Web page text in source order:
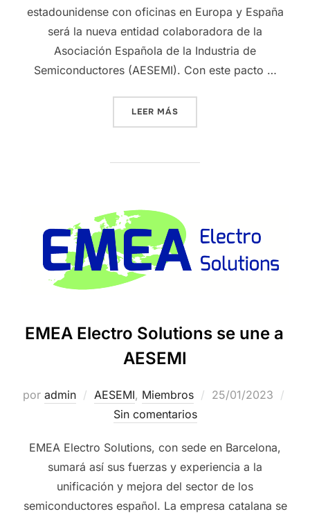
estadounidense con oficinas en Europa y España
será la nueva entidad colaboradora de la
Asociación Española de la Industria de
Semiconductores (AESEMI). Con este pacto …
LEER MÁS
EMEA Electro Solutions se une a
AESEMI
por admin AESEMI, Miembros
25/01/2023
Sin comentarios
EMEA Electro Solutions, con sede en Barcelona,
sumará así sus fuerzas y experiencia a la
unificación y mejora del sector de los
semiconductores español. La empresa catalana se